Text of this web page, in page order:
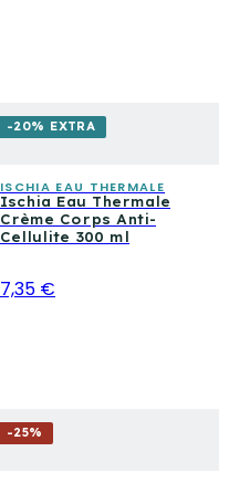
-20% EXTRA
ISCHIA EAU THERMALE
Ischia Eau Thermale
Crème Corps Anti-
Cellulite 300 ml
7,35 €
-25%